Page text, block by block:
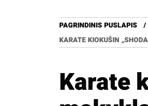
PAGRINDINIS PUSLAPIS
KARATE KIOKUŠIN
Karate